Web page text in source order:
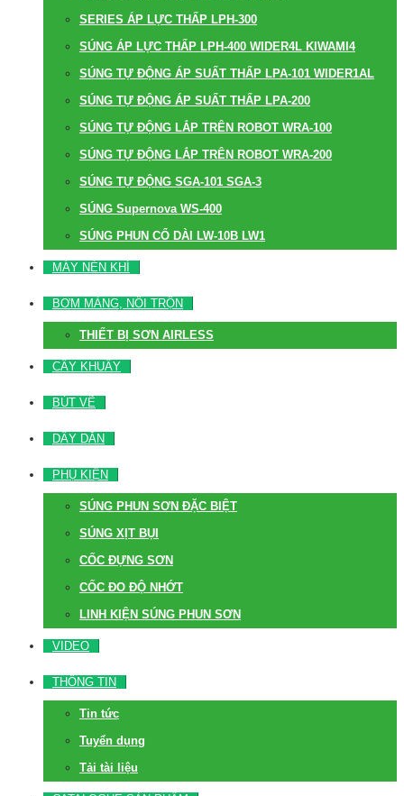
SERIES ÁP LỰC THẤP LPH-300
SÚNG ÁP LỰC THẤP LPH-400 WIDER4L KIWAMI4
SÚNG TỰ ĐỘNG ÁP SUẤT THẤP LPA-101 WIDER1AL
SÚNG TỰ ĐỘNG ÁP SUẤT THẤP LPA-200
SÚNG TỰ ĐỘNG LẮP TRÊN ROBOT WRA-100
SÚNG TỰ ĐỘNG LẮP TRÊN ROBOT WRA-200
SÚNG TỰ ĐỘNG SGA-101 SGA-3
SÚNG Supernova WS-400
SÚNG PHUN CỔ DÀI LW-10B LW1
MÁY NÉN KHÍ
BƠM MÀNG, NỒI TRỘN
THIẾT BỊ SƠN AIRLESS
CÂY KHUẤY
BÚT VẼ
DÂY DẪN
PHỤ KIỆN
SÚNG PHUN SƠN ĐẶC BIỆT
SÚNG XỊT BỤI
CỐC ĐỰNG SƠN
CỐC ĐO ĐỘ NHỚT
LINH KIỆN SÚNG PHUN SƠN
VIDEO
THÔNG TIN
Tin tức
Tuyển dụng
Tải tài liệu